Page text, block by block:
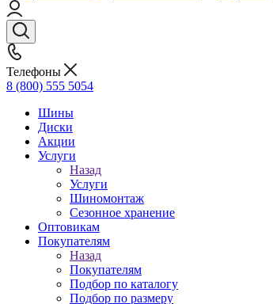
Телефоны
8 (800) 555 5054
Шины
Диски
Акции
Услуги
Назад
Услуги
Шиномонтаж
Сезонное хранение
Оптовикам
Покупателям
Назад
Покупателям
Подбор по каталогу
Подбор по размеру